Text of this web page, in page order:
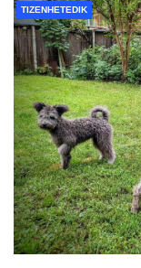
TIZENHETEDIK